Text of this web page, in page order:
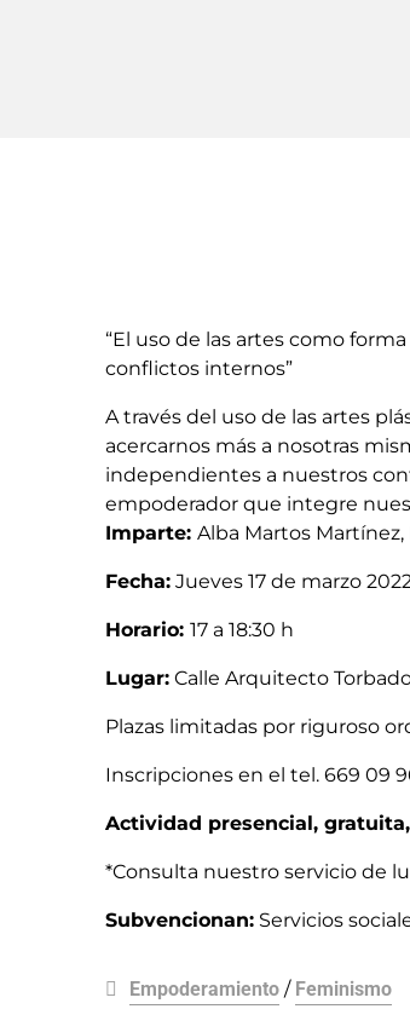
“El uso de las artes como
conflictos internos”
A través del uso de las artes
acercarnos más a nosotras
independientes a nuestros
empoderador que integre
Imparte: Alba Martos Martínez,
Fecha: Jueves 17 de marzo
Horario: 17 a 18:30 h
Lugar: Calle Arquitecto
Plazas limitadas por riguroso
Inscripciones en el tel. 669 09
Actividad presencial,
*Consulta nuestro servicio de
Subvencionan: Servicios
Empoderamiento / Feminismo